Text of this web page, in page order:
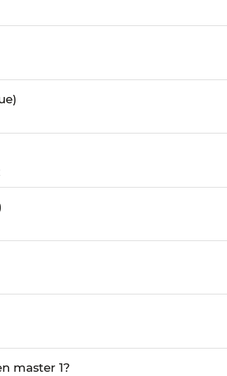
master 1?